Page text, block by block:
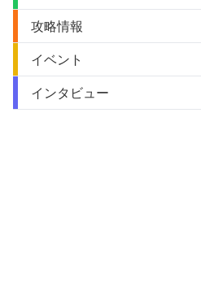
攻略情報
イベント
インタビュー